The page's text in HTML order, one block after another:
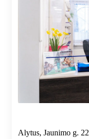
Alytus, Jaunimo g. 22